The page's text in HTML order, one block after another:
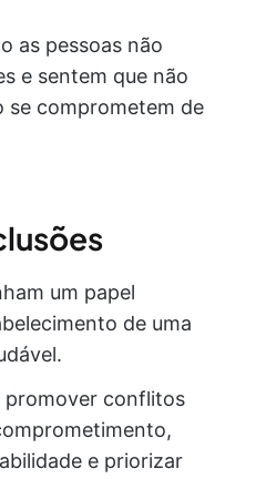
as pessoas não
e sentem que não
se comprometem de
um papel
de uma
promover conflitos
e priorizar